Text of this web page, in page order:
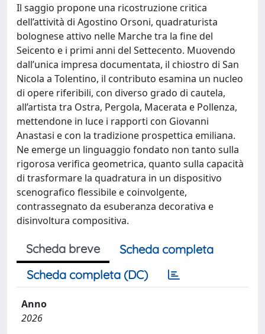
Il saggio propone una ricostruzione critica
dell’attività di Agostino Orsoni, quadraturista
bolognese attivo nelle Marche tra la fine del
Seicento e i primi anni del Settecento. Muovendo
dall’unica impresa documentata, il chiostro di San
Nicola a Tolentino, il contributo esamina un nucleo
di opere riferibili, con diverso grado di cautela,
all’artista tra Ostra, Pergola, Macerata e Pollenza,
mettendone in luce i rapporti con Giovanni
Anastasi e con la tradizione prospettica emiliana.
Ne emerge un linguaggio fondato non tanto sulla
rigorosa verifica geometrica, quanto sulla capacità
di trasformare la quadratura in un dispositivo
scenografico flessibile e coinvolgente,
contrassegnato da esuberanza decorativa e
disinvoltura compositiva.
Scheda breve
Scheda completa
Scheda completa (DC)
Anno
2026